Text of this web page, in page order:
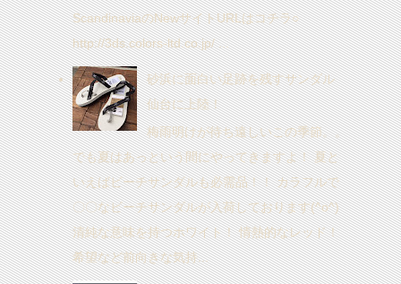
ScandinaviaのNewサイトURLはコチラ○
http://3ds.colors-ltd.co.jp/ ...
砂浜に面白い足跡を残すサンダル
仙台に上陸！
梅雨明けが待ち遠しいこの季節。。
でも夏はあっという間にやってきますよ！ 夏と
いえばビーチサンダルも必需品！！ カラフルで
〇〇なビーチサンダルが入荷しております(^o^)
清純な意味を持つホワイト！ 情熱的なレッド！
希望など前向きな気持...